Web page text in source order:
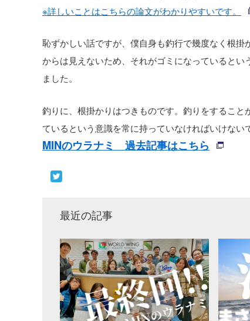
※詳しいことはこちらの論文がわかりやすいです。
恥ずかしい話ですが、僕自身も釣行で幾度なく根
からは見えないため、それがゴミになっていると
ました。
釣りに、根掛かりはつきものです。釣りをするこ
ているという意識を常に持っていなければいけない
MINのウラナミ 過去記事はこちら
最近の記事